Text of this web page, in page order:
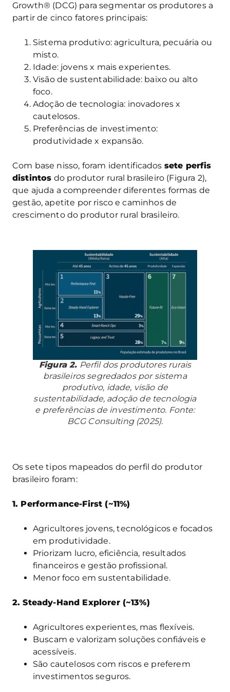
Growth® (DCG) para segmentar os produtores a
partir de cinco fatores principais:
Sistema produtivo: agricultura, pecuária ou
misto.
Idade: jovens x mais experientes.
Visão de sustentabilidade: baixo ou alto
foco.
Adoção de tecnologia: inovadores x
cautelosos.
Preferências de investimento:
produtividade x expansão.
Com base nisso, foram identificados sete perfis
distintos do produtor rural brasileiro (Figura 2),
que ajuda a compreender diferentes formas de
gestão, apetite por risco e caminhos de
crescimento do produtor rural brasileiro.
Figura 2. Perfil dos produtores rurais
brasileiros segredados por sistema
produtivo, idade, visão de
sustentabilidade, adoção de tecnologia
e preferências de investimento. Fonte:
BCG Consulting (2025).
Os sete tipos mapeados do perfil do produtor
brasileiro foram:
1. Performance-First (~11%)
Agricultores jovens, tecnológicos e focados
em produtividade.
Priorizam lucro, eficiência, resultados
financeiros e gestão profissional.
Menor foco em sustentabilidade.
2. Steady-Hand Explorer (~13%)
Agricultores experientes, mas flexíveis.
Buscam e valorizam soluções confiáveis e
acessíveis.
São cautelosos com riscos e preferem
investimentos seguros.